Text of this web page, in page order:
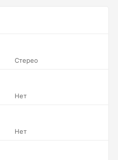
Стерео
Нет
Нет